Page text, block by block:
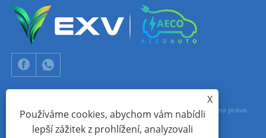
Copyright © 2024 Xiamen Aecoauto Technology Co., Ltd. Všechna práva
vyhrazena.
X
Používáme cookies, abychom vám nabídli
lepší zážitek z prohlížení, analyzovali